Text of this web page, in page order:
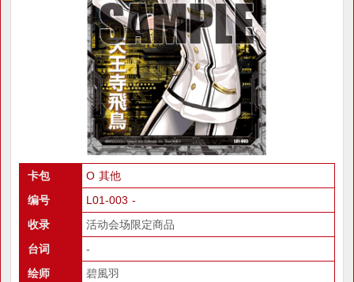
卡包
O 其他
编号
L01-003 -
收录
活动会场限定商品
台词
-
绘师
碧風羽